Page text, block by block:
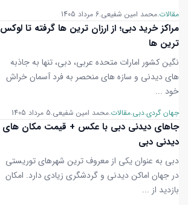
مقالات محمد امین شفیعی 6 مرداد 1405
مراکز خرید دبی؛ از ارزان ترین ها گرفته تا لوکس
ترین ها
نگین کشور امارات متحده عربی، دبی، تنها به جاذبه
های دیدنی و سازه های منحصر به فرد آسمان خراش
خود ...
جهان گردیدبی مقالات محمد امین شفیعی 5 مرداد 1405
جاهای دیدنی دبی با عکس + قیمت مکان های
دیدنی دبی
دبی به عنوان یکی از معروف ترین شهرهای توریستی
در جهان اماکن دیدنی و گردشگری زیادی دارد. امکان
بازدید از ...